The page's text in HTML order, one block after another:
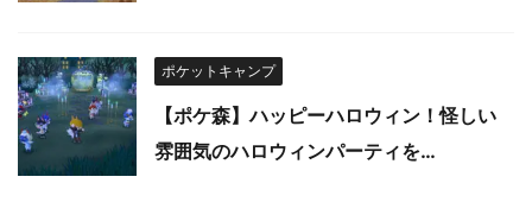
ポケットキャンプ
【ポケ森】ハッピーハロウィン！怪しい
雰囲気のハロウィンパーティを…